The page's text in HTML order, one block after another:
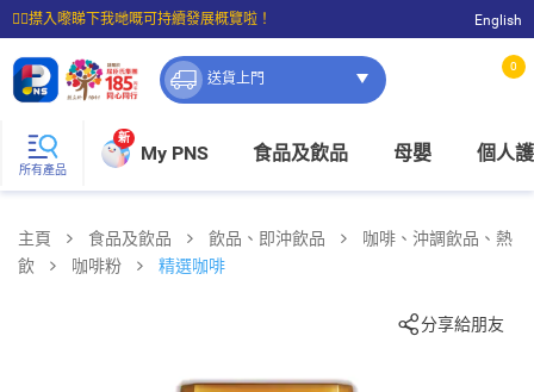
☝🏼㩒入嚟睇下我哋嘅可持續發展概覽啦！
⭐購物滿$399即享免費送貨；滿$100即可免費店取。
English
送貨上門
0
所有產品
新
My PNS 食品及飲品 母嬰 個人
主頁 食品及飲品 飲品、即沖飲品
咖啡、沖調飲品、熱
飲
咖啡粉 精選咖啡
分享給朋友